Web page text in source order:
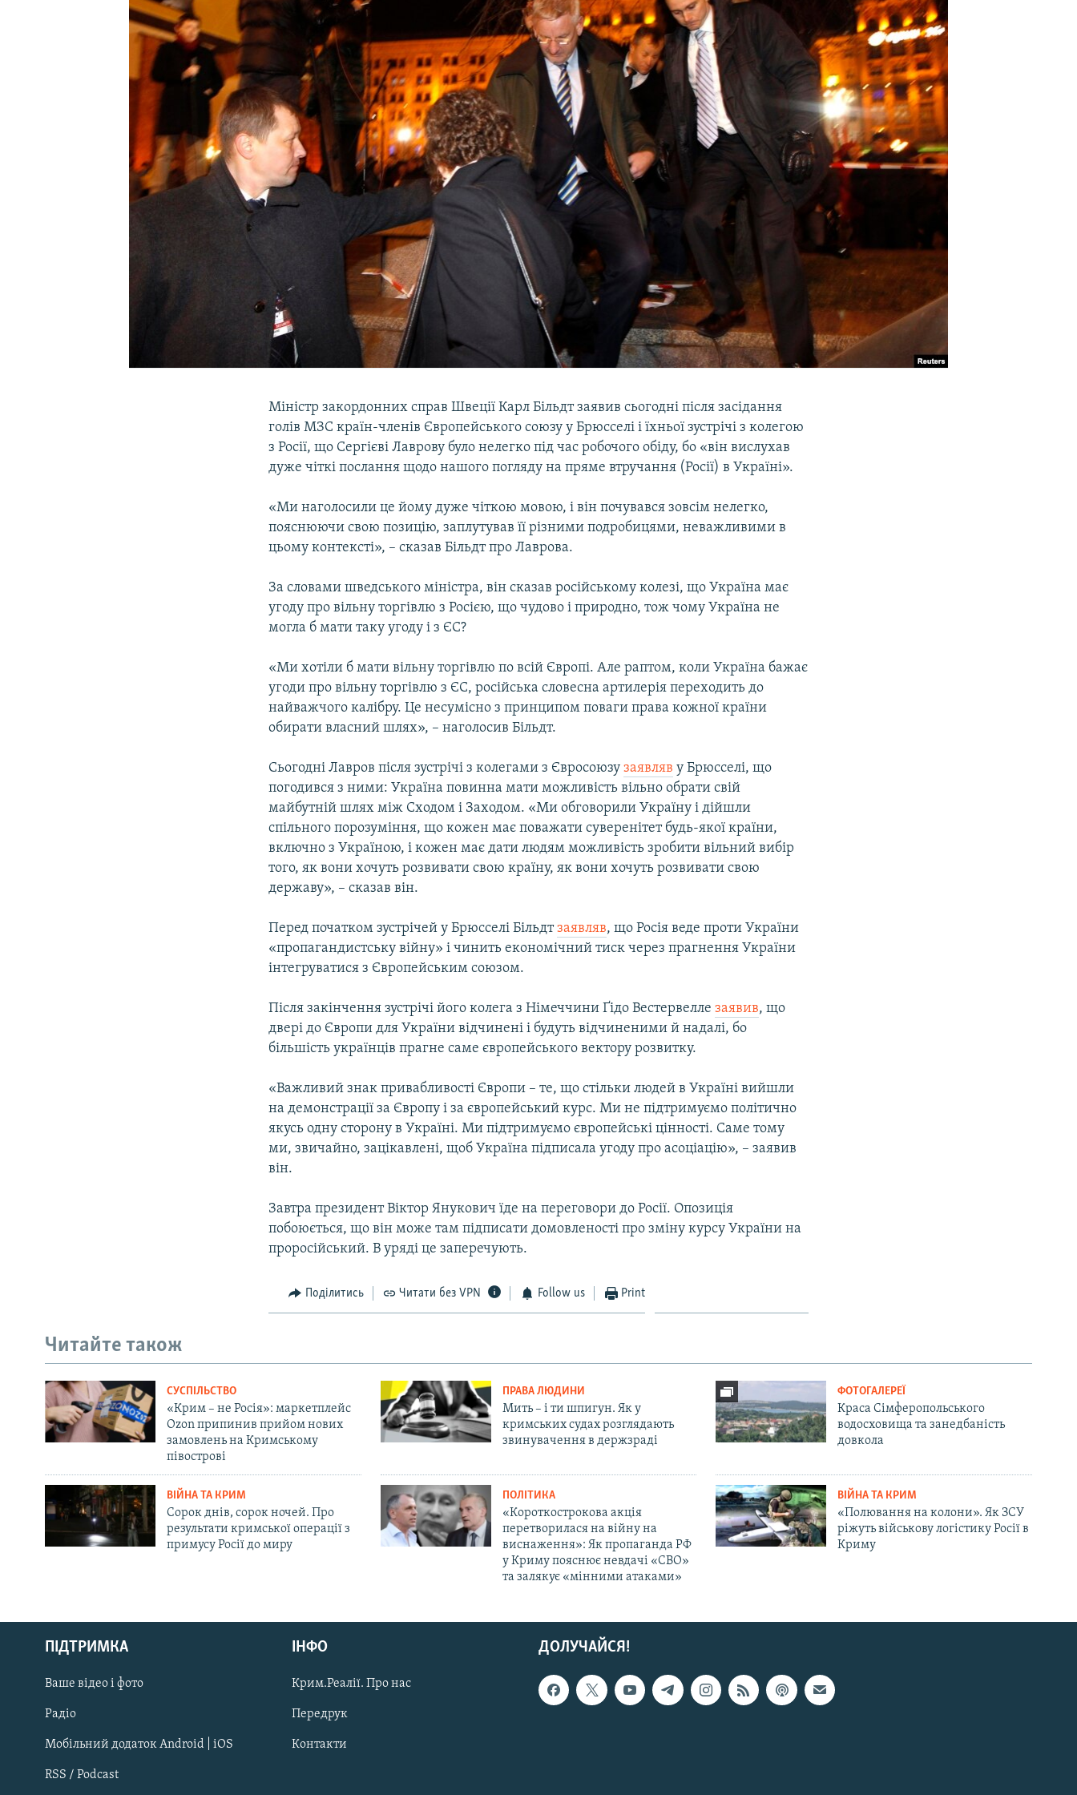
УКРАЇНСЬКА ПРОБЛЕМА КРИМУ
Русский
Qırımtatar
ДОЛУЧАЙСЯ!
Міністр закордонних справ Швеції Карл Більдт заявив сьогодні після засідання
голів МЗС країн-членів Європейського союзу у Брюсселі і їхньої зустрічі з колегою
з Росії, що Сергієві Лаврову було нелегко під час робочого обіду, бо «він вислухав
дуже чіткі послання щодо нашого погляду на пряме втручання (Росії) в Україні».
«Ми наголосили це йому дуже чіткою мовою, і він почувався зовсім нелегко,
пояснюючи свою позицію, заплутував її різними подробицями, неважливими в
цьому контексті», – сказав Більдт про Лаврова.
За словами шведського міністра, він сказав російському колезі, що Україна має
угоду про вільну торгівлю з Росією, що чудово і природно, тож чому Україна не
могла б мати таку угоду і з ЄС?
«Ми хотіли б мати вільну торгівлю по всій Європі. Але раптом, коли Україна бажає
угоди про вільну торгівлю з ЄС, російська словесна артилерія переходить до
найважчого калібру. Це несумісно з принципом поваги права кожної країни
обирати власний шлях», – наголосив Більдт.
Сьогодні Лавров після зустрічі з колегами з Євросоюзузаявляв у Брюсселі, що
погодився з ними: Україна повинна мати можливість вільно обрати свій
майбутній шлях між Сходом і Заходом. «Ми обговорили Україну і дійшли
спільного порозуміння, що кожен має поважати суверенітет будь-якої країни,
включно з Україною, і кожен має дати людям можливість зробити вільний вибір
того, як вони хочуть розвивати свою країну, як вони хочуть розвивати свою
державу», – сказав він.
Перед початком зустрічей у Брюсселі Більдтзаявляв, що Росія веде проти України
«пропагандистську війну» і чинить економічний тиск через прагнення України
інтегруватися з Європейським союзом.
Після закінчення зустрічі його колега з Німеччини Ґідо Вестервеллезаявив, що
двері до Європи для України відчинені і будуть відчиненими й надалі, бо
більшість українців прагне саме європейського вектору розвитку.
«Важливий знак привабливості Європи – те, що стільки людей в Україні вийшли
на демонстрації за Європу і за європейський курс. Ми не підтримуємо політично
якусь одну сторону в Україні. Ми підтримуємо європейські цінності. Саме тому
ми, звичайно, зацікавлені, щоб Україна підписала угоду про асоціацію», – заявив
він.
Завтра президент Віктор Янукович їде на переговори до Росії. Опозиція
побоюється, що він може там підписати домовленості про зміну курсу України на
проросійський. В уряді це заперечують.
Поділитись Читати без VPN Follow us Print
Читайте також
СУСПІЛЬСТВО
«Крим – не Росія»: маркетплейс
Ozon припинив прийом нових
замовлень на Кримському
півострові
ПРАВА ЛЮДИНИ
Мить – і ти шпигун. Як у
кримських судах розглядають
звинувачення в держзраді
ФОТОГАЛЕРЕЇ
Краса Сімферопольського
водосховища та занедбаність
довкола
ВІЙНА ТА КРИМ
Сорок днів, сорок ночей. Про
результати кримської операції з
примусу Росії до миру
ПОЛІТИКА
«Короткострокова акція
перетворилася на війну на
виснаження»: Як пропаганда РФ
у Криму пояснює невдачі «СВО»
та залякує «мінними атаками»
ВІЙНА ТА КРИМ
«Полювання на колони». Як ЗСУ
ріжуть військову логістику Росії в
Криму
ДОЛУЧАЙСЯ!
ПІДТРИМКА
Ваше відео і фото
Радіо
Мобільний додаток Android | iOS
RSS / Podcast
ІНФО
Крим.Реалії. Про нас
Передрук
Контакти